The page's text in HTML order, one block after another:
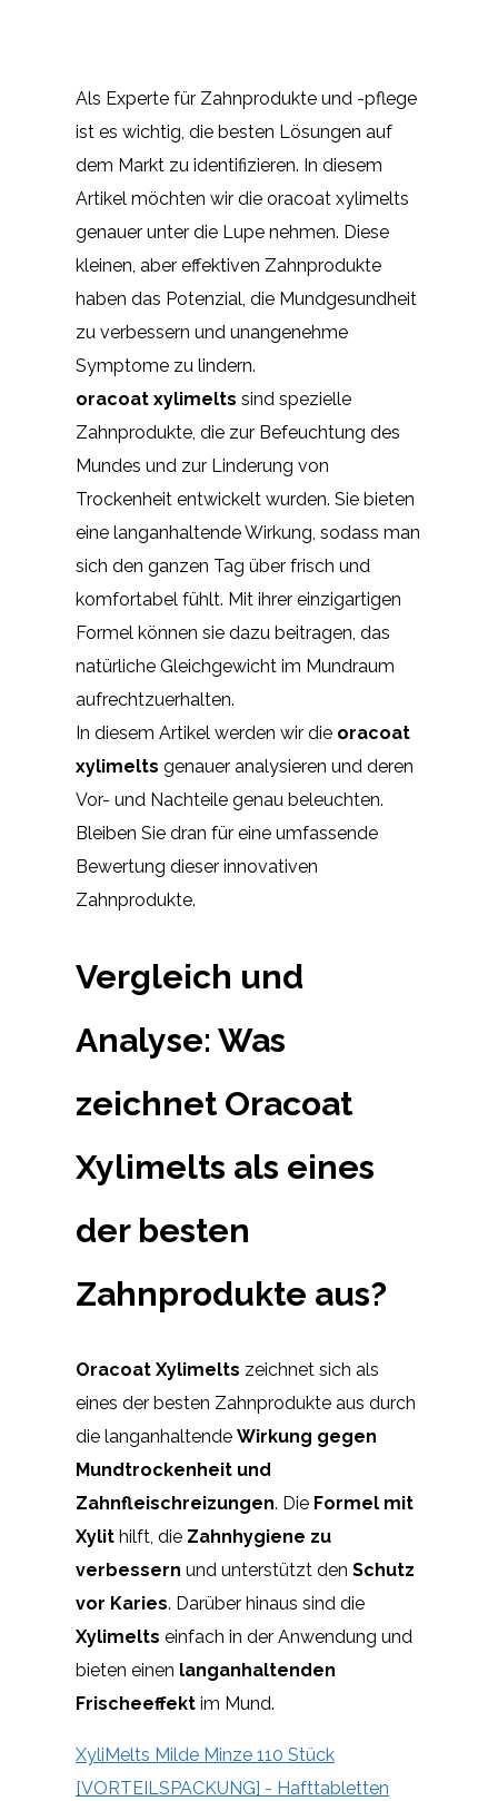
Als Experte für Zahnprodukte und -pflege
ist es wichtig, die besten Lösungen auf
dem Markt zu identifizieren. In diesem
Artikel möchten wir die oracoat xylimelts
genauer unter die Lupe nehmen. Diese
kleinen, aber effektiven Zahnprodukte
haben das Potenzial, die Mundgesundheit
zu verbessern und unangenehme
Symptome zu lindern.
oracoat xylimelts sind spezielle
Zahnprodukte, die zur Befeuchtung des
Mundes und zur Linderung von
Trockenheit entwickelt wurden. Sie bieten
eine langanhaltende Wirkung, sodass man
sich den ganzen Tag über frisch und
komfortabel fühlt. Mit ihrer einzigartigen
Formel können sie dazu beitragen, das
natürliche Gleichgewicht im Mundraum
aufrechtzuerhalten.
In diesem Artikel werden wir die oracoat
xylimelts genauer analysieren und deren
Vor- und Nachteile genau beleuchten.
Bleiben Sie dran für eine umfassende
Bewertung dieser innovativen
Zahnprodukte.
Vergleich und
Analyse: Was
zeichnet Oracoat
Xylimelts als eines
der besten
Zahnprodukte aus?
Oracoat Xylimelts zeichnet sich als
eines der besten Zahnprodukte aus durch
die langanhaltende Wirkung gegen
Mundtrockenheit und
Zahnfleischreizungen. Die Formel mit
Xylit hilft, die Zahnhygiene zu
verbessern und unterstützt den Schutz
vor Karies. Darüber hinaus sind die
Xylimelts einfach in der Anwendung und
bieten einen langanhaltenden
Frischeeffekt im Mund.
XyliMelts Milde Minze 110 Stück
[VORTEILSPACKUNG] - Hafttabletten